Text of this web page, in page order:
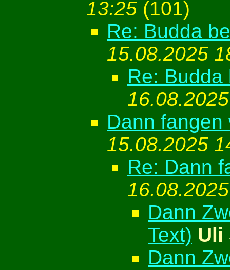
13:25 (101)
Re: Budda
15.08.2025
Re:
Dann fangen
15.08.2025
Re: Dann
Dann
Text) Uli
Dann